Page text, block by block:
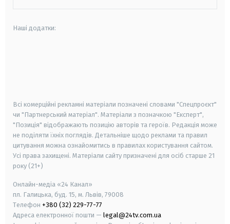
Наші додатки:
Всі комерційні рекламні матеріали позначені словами "Спецпроєкт"
чи "Партнерський матеріал". Матеріали з позначкою "Експерт",
"Позиція" відображають позицію авторів та героїв. Редакція може
не поділяти їхніх поглядів. Детальніше щодо реклами та правил
цитування можна ознайомитись в правилах користування сайтом.
Усі права захищені. Матеріали сайту призначені для осіб старше 21
року (21+)
Онлайн-медіа «24 Канал»
пл. Галицька, буд. 15, м. Львів, 79008
Телефон +380 (32) 229-77-77
Адреса електронної пошти — legal@24tv.com.ua